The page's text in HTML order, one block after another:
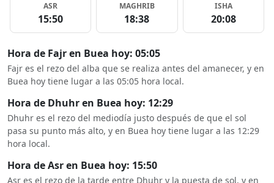
ASR
15:50
MAGHRIB
18:38
ISHA
20:08
Hora de Fajr en Buea hoy: 05:05
Fajr es el rezo del alba que se realiza antes del amanecer, y en
Buea hoy tiene lugar a las 05:05 hora local.
Hora de Dhuhr en Buea hoy: 12:29
Dhuhr es el rezo del mediodía justo después de que el sol
pasa su punto más alto, y en Buea hoy tiene lugar a las 12:29
hora local.
Hora de Asr en Buea hoy: 15:50
Asr es el rezo de la tarde entre Dhuhr y la puesta de sol, y en